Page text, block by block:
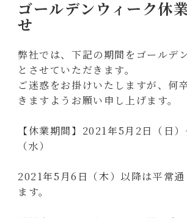
ゴールデンウィーク休
せ
弊社では、下記の期間を ゴールデ
とさせていただきます。
ご迷惑をお掛けいたしますが、何
きますようお願い申し上げます。
【休業期間】2021年5月2日（日
（水）
2021年5月6日（木）以降は平常
ます。